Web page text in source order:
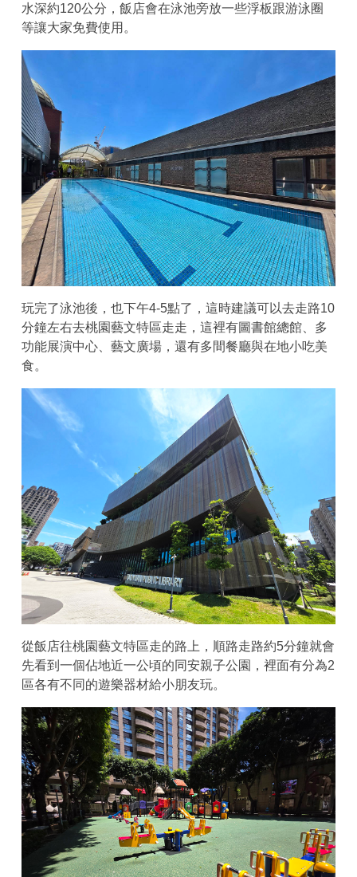
水深約120公分，飯店會在泳池旁放一些浮板跟游泳圈
等讓大家免費使用。
玩完了泳池後，也下午4-5點了，這時建議可以去走路10
分鐘左右去桃園藝文特區走走，這裡有圖書館總館、多
功能展演中心、藝文廣場，還有多間餐廳與在地小吃美
食。
從飯店往桃園藝文特區走的路上，順路走路約5分鐘就會
先看到一個佔地近一公頃的同安親子公園，裡面有分為2
區各有不同的遊樂器材給小朋友玩。